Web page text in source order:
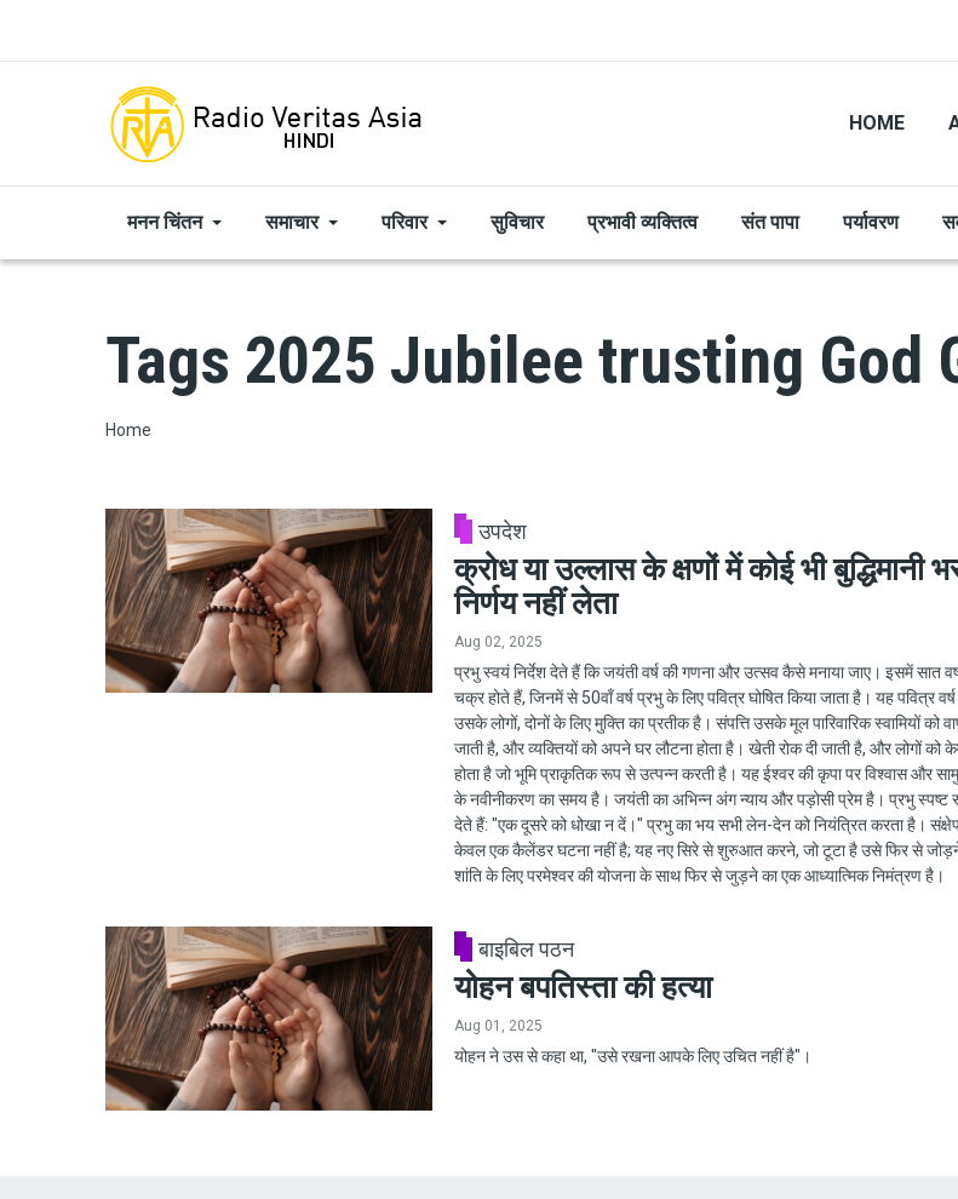
HOME
मनन चिंतन समाचार परिवार सुविचार प्रभावी व्यक्तित्व संत पापा पर्यावरण
Tags 2025 Jubilee trusting God
Breadcrumb
Home
उपदेश
क्रोध या उल्लास के क्षणों में कोई भी बुद्धिमानी
निर्णय नहीं लेता
Aug 02, 2025
प्रभु स्वयं निर्देश देते हैं कि जयंती वर्ष की गणना और उत्सव कैसे मनाया जाए। इसमें सात
चक्र होते हैं, जिनमें से 50वाँ वर्ष प्रभु के लिए पवित्र घोषित किया जाता है। यह पवित्र
उसके लोगों, दोनों के लिए मुक्ति का प्रतीक है। संपत्ति उसके मूल पारिवारिक स्वामियों को
जाती है, और व्यक्तियों को अपने घर लौटना होता है। खेती रोक दी जाती है, और लोगों को
होता है जो भूमि प्राकृतिक रूप से उत्पन्न करती है। यह ईश्वर की कृपा पर विश्वास और
के नवीनीकरण का समय है। जयंती का अभिन्न अंग न्याय और पड़ोसी प्रेम है। प्रभु स्पष्ट
देते हैं: "एक दूसरे को धोखा न दें।" प्रभु का भय सभी लेन-देन को नियंत्रित करता है।
केवल एक कैलेंडर घटना नहीं है; यह नए सिरे से शुरुआत करने, जो टूटा है उसे फिर से
शांति के लिए परमेश्वर की योजना के साथ फिर से जुड़ने का एक आध्यात्मिक निमंत्रण है।
बाइबिल पठन
योहन बपतिस्ता की हत्या
Aug 01, 2025
योहन ने उस से कहा था, "उसे रखना आपके लिए उचित नहीं है"।